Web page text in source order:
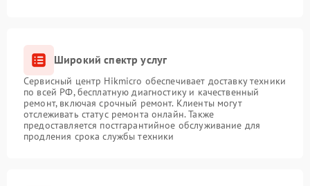
Широкий спектр услуг
Сервисный центр Hikmicro обеспечивает доставку техники
по всей РФ, бесплатную диагностику и качественный
ремонт, включая срочный ремонт. Клиенты могут
отслеживать статус ремонта онлайн. Также
предоставляется постгарантийное обслуживание для
продления срока службы техники